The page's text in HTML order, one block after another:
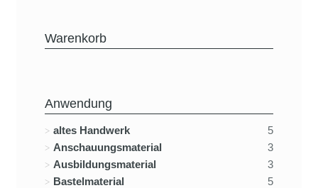
Warenkorb
Anwendung
altes Handwerk
5
Anschauungsmaterial
3
Ausbildungsmaterial
3
Bastelmaterial
5